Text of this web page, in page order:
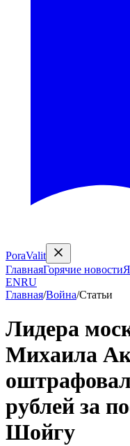
PoraValit
ГлавнаяГорячие новости
ENRU
Главная/Война/Статьи
Лидера
Михаила
рублей за
Шойгу